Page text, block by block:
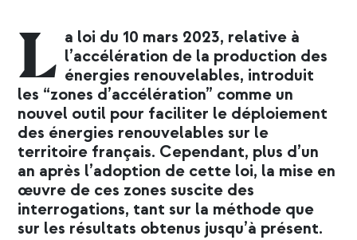
L a loi du 10 mars 2023, relative à
l’accélération de la production des
énergies renouvelables, introduit
les “zones d’accélération” comme un
nouvel outil pour faciliter le déploiement
des énergies renouvelables sur le
territoire français. Cependant, plus d’un
an après l’adoption de cette loi, la mise en
œuvre de ces zones suscite des
interrogations, tant sur la méthode que
sur les résultats obtenus jusqu’à présent.